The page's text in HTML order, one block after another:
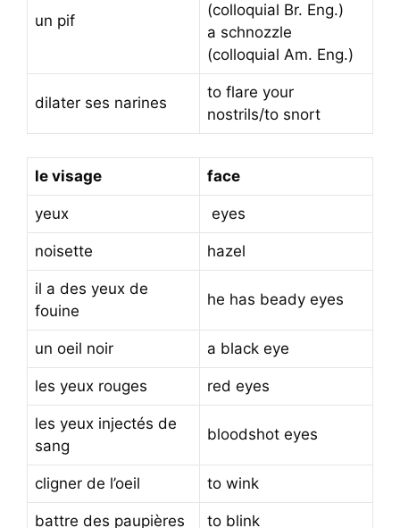
un pif
(colloquial Br. Eng.)
a schnozzle
(colloquial Am. Eng.)
dilater ses narines
to flare your
nostrils/to snort
le visage face
yeux eyes
noisette hazel
il a des yeux de
fouine
he has beady eyes
un oeil noir a black eye
les yeux rouges red eyes
les yeux injectés de
sang
bloodshot eyes
cligner de l’oeil to wink
battre des paupières to blink